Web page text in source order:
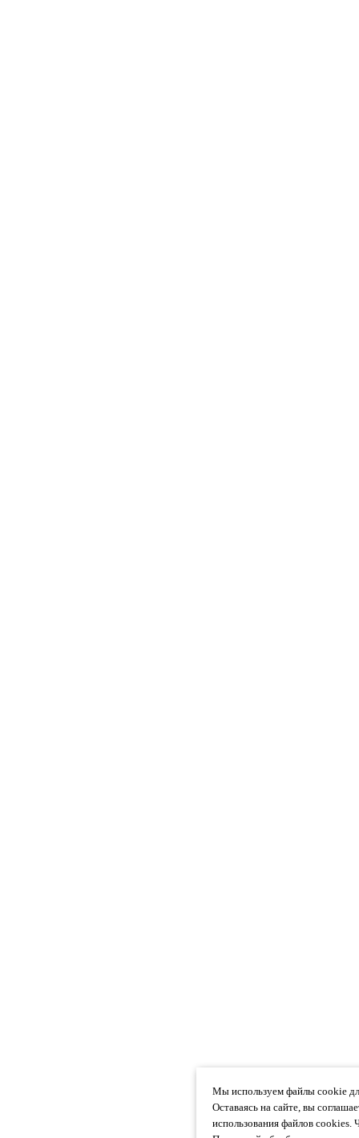
Мы используем файлы cookie
Оставаясь на сайте, вы
использования файлов cookies.